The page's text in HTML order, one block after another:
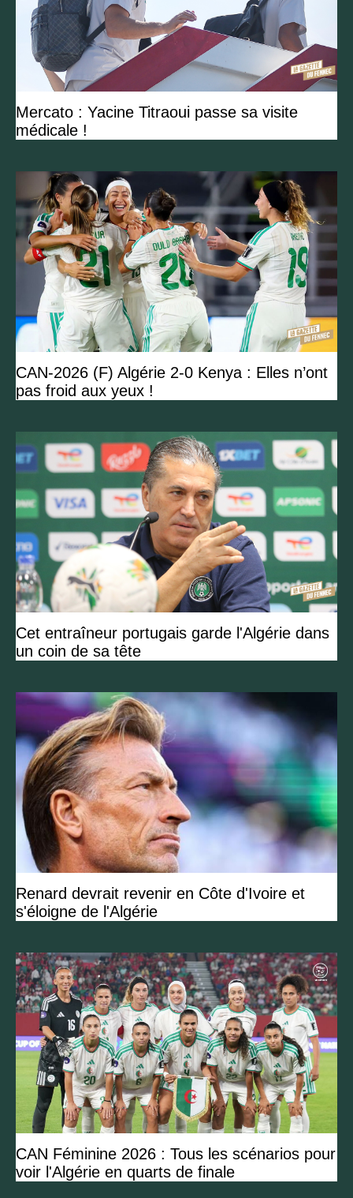
Mercato : Yacine Titraoui passe sa visite
médicale !
CAN-2026 (F) Algérie 2-0 Kenya : Elles n’ont
pas froid aux yeux !
Cet entraîneur portugais garde l'Algérie dans
un coin de sa tête
Renard devrait revenir en Côte d'Ivoire et
s'éloigne de l'Algérie
CAN Féminine 2026 : Tous les scénarios pour
voir l'Algérie en quarts de finale